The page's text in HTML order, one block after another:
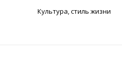
Культура, стиль жизни